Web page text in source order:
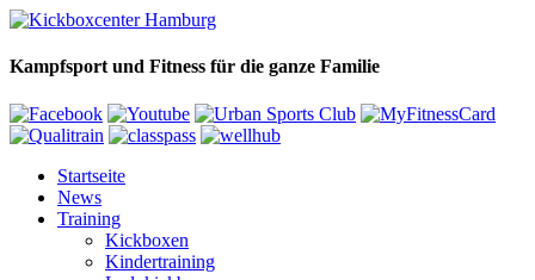
Kampfsport und Fitness für die ganze Familie
Startseite
News
Training
Kickboxen
Kindertraining